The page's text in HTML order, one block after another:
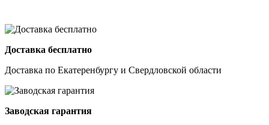
Доставка бесплатно
Доставка по Екатеренбургу и Свердловской области
Заводская гарантия